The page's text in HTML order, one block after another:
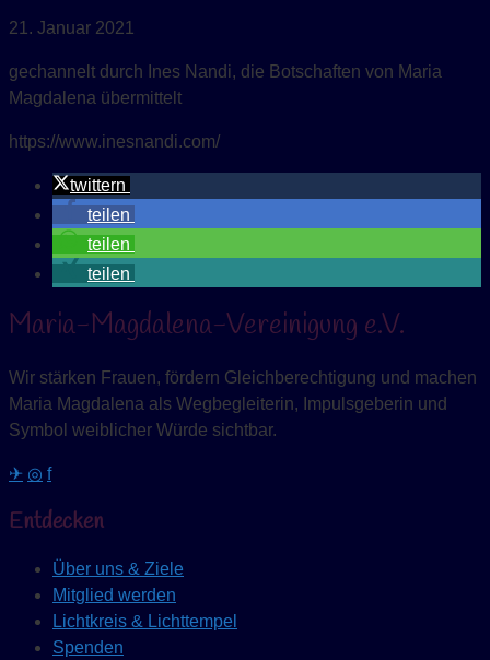
21. Januar 2021
gechannelt durch Ines Nandi, die Botschaften von Maria
Magdalena übermittelt
https://www.inesnandi.com/
twittern
teilen
teilen
teilen
Maria-Magdalena-Vereinigung e.V.
Wir stärken Frauen, fördern Gleichberechtigung und machen
Maria Magdalena als Wegbegleiterin, Impulsgeberin und
Symbol weiblicher Würde sichtbar.
✈ ◎ f
Entdecken
Über uns & Ziele
Mitglied werden
Lichtkreis & Lichttempel
Spenden